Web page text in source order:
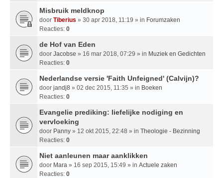
Misbruik meldknop
door Tiberius » 30 apr 2018, 11:19 » in Forumzaken
Reacties: 0
de Hof van Eden
door Jacobse » 16 mar 2018, 07:29 » in Muziek en Gedichten
Reacties: 0
Nederlandse versie 'Faith Unfeigned' (Calvijn)?
door jandj8 » 02 dec 2015, 11:35 » in Boeken
Reacties: 0
Evangelie prediking: liefelijke nodiging en
vervloeking
door Panny » 12 okt 2015, 22:48 » in Theologie - Bezinning
Reacties: 0
Niet aanleunen maar aanklikken
door Mara » 16 sep 2015, 15:49 » in Actuele zaken
Reacties: 0